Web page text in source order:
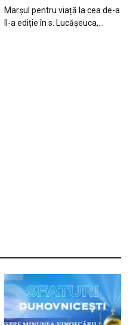
Marșul pentru viață la cea de-a
II-a ediție în s. Lucășeuca,...